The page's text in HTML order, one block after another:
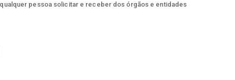
pessoa solicitar e receber dos órgãos e entidades